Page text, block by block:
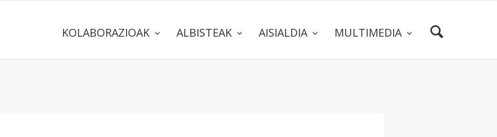
KOLABORAZIOAK ALBISTEAK AISIALDIA MULTIMEDIA